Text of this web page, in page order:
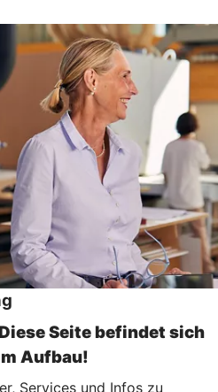
Seite befindet sich
Aufbau!
Services und Infos zu